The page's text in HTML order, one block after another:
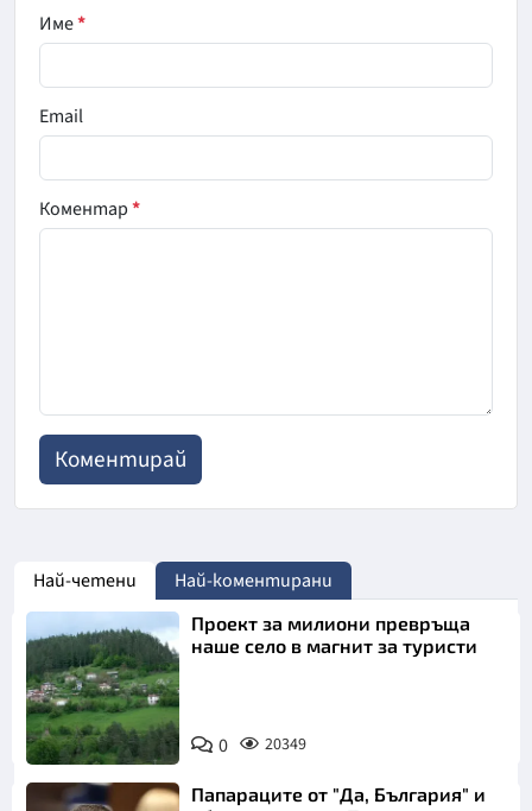
Име*
Email
Коментар*
Най-четени Най-коментирани
Проект за милиони превръща
наше село в магнит за туристи
0 20349
Папараците от "Да, България" и